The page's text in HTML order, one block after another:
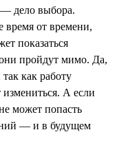
— дело выбора.
время от времени,
показаться
пройдут мимо. Да,
как работу
А если
может попасть
— и в будущем